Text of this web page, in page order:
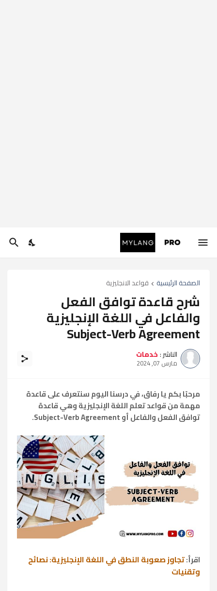
الصفحة الرئيسية قواعد الانجليزية
شرح قاعدة توافق الفعل
والفاعل في اللغة الإنجليزية
Subject-Verb Agreement
الناشر :خدمات
مارس 07, 2024
مرحبًا بكم يا رفاق، في درسنا اليوم سنتعرف على قاعدة
مهمة من قواعد تعلم اللغة الإنجليزية وهي قاعدة
توافق الفعل والفاعل أو Subject-Verb Agreement.
اقرأ:تجاوز صعوبة النطق في اللغة الإنجليزية: نصائح
وتقنيات